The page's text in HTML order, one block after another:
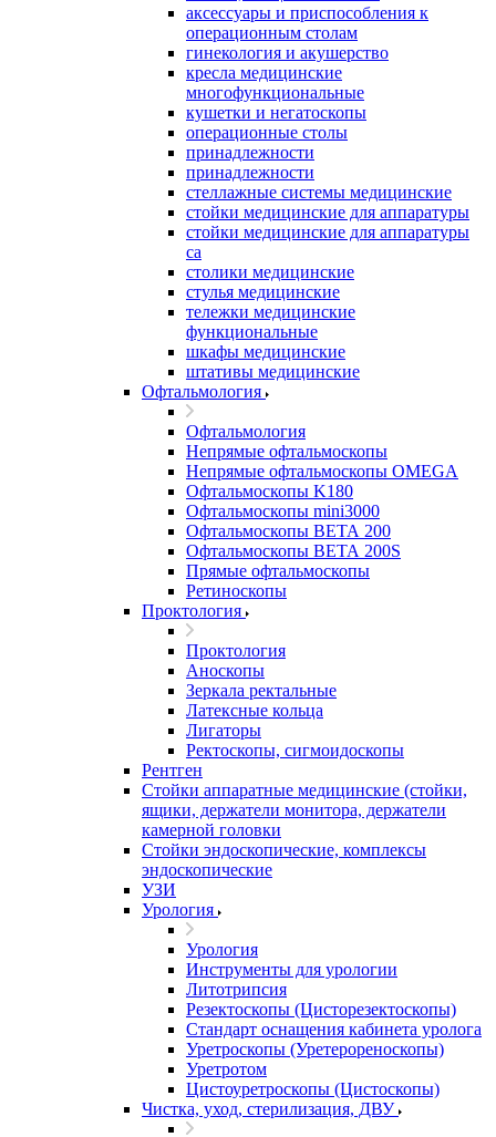
аксессуары и приспособления к
операционным столам
гинекология и акушерство
кресла медицинские
многофункциональные
кушетки и негатоскопы
операционные столы
принадлежности
принадлежности
стеллажные системы медицинские
стойки медицинские для аппаратуры
стойки медицинские для аппаратуры
са
столики медицинские
стулья медицинские
тележки медицинские
функциональные
шкафы медицинские
штативы медицинские
Офтальмология
Офтальмология
Непрямые офтальмоскопы
Непрямые офтальмоскопы OMEGA
Офтальмоскопы K180
Офтальмоскопы mini3000
Офтальмоскопы ВЕТА 200
Офтальмоскопы ВЕТА 200S
Прямые офтальмоскопы
Ретиноскопы
Проктология
Проктология
Аноскопы
Зеркала ректальные
Латексные кольца
Лигаторы
Ректоскопы, сигмоидоскопы
Рентген
Стойки аппаратные медицинские (стойки,
ящики, держатели монитора, держатели
камерной головки
Стойки эндоскопические, комплексы
эндоскопические
УЗИ
Урология
Урология
Инструменты для урологии
Литотрипсия
Резектоскопы (Цисторезектоскопы)
Стандарт оснащения кабинета уролога
Уретроскопы (Уретерореноскопы)
Уретротом
Цистоуретроскопы (Цистоскопы)
Чистка, уход, стерилизация, ДВУ